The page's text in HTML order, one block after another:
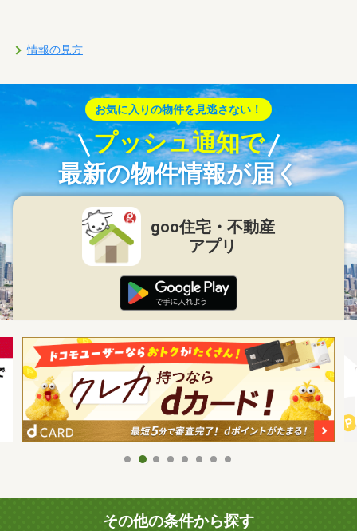
情報の見方
お気に入りの物件を見逃さない！
プッシュ通知で
最新の物件情報が届く
goo住宅・不動産
アプリ
その他の条件から探す